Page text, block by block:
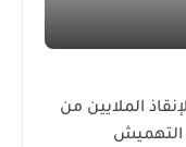
الملايين من
التهميش